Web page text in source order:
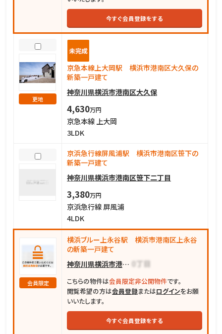
今すぐ会員登録をする
更地
京急本線上大岡駅 横浜市港南区大久保の
新築一戸建て
神奈川県横浜市港南区大久保
4,630万円
京急本線 上大岡
3LDK
京浜急行線屏風浦駅 横浜市港南区笹下の
新築一戸建て
神奈川県横浜市港南区笹下二丁目
3,380万円
京浜急行線 屏風浦
4LDK
会員限定
横浜ブルー上永谷駅 横浜市港南区上永谷
の新築一戸建て
神奈川県横浜市港南区上永谷
こちらの物件は会員限定非公開物件です。
閲覧希望の方は会員登録またはログインをお願
いいたします。
今すぐ会員登録をする